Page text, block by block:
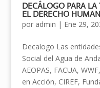
DECÁLOGO PARA LA
EL DERECHO
por admin | Ene 29,
Decalogo Las
Social del Agua de
AEOPAS, FACUA,
en Acción, CIREF,